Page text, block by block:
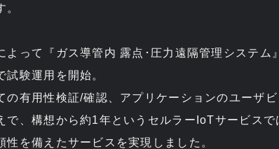
よって『ガス導管内 露点･圧力遠隔管理システム
試験運用を開始。
の有用性検証/確認、アプリケーションのユーザ
で、構想から約1年というセルラーIoTサービスで
性を備えたサービスを実現しました。